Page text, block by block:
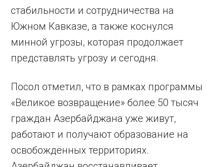
стабильности и сотрудничества на
Южном Кавказе, а также коснулся
минной угрозы, которая продолжает
представлять угрозу и сегодня.
Посол отметил, что в рамках программы
«Великое возвращение» более 50 тысяч
граждан Азербайджана уже живут,
работают и получают образование на
освобождённых территориях.